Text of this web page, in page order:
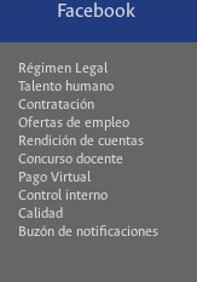
Facebook
Régimen Legal
Talento humano
Contratación
Ofertas de empleo
Rendición de cuentas
Concurso docente
Pago Virtual
Control interno
Calidad
Buzón de notificaciones